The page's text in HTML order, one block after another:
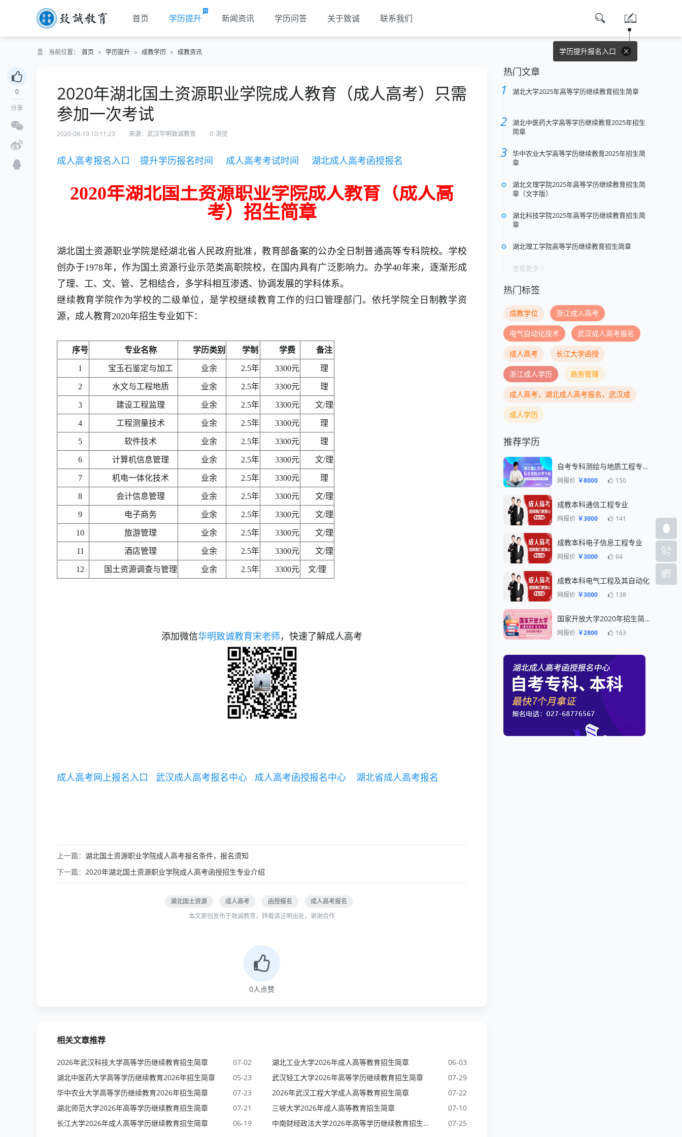
首页 学历提升 新闻资讯 学历问答 关于致诚 联系我们
学历提升报名入口
当前位置： 首页 > 学历提升 > 成教学历 > 成教资讯
0
分享
2020年湖北国土资源职业学院成人教育（成人高考）只需
参加一次考试
2020-08-19 10:11:23 来源：武汉华明致诚教育 0 浏览
成人高考报名入口 提升学历报名时间 成人高考考试时间 湖北成人高考函授报名
2020年湖北国土资源职业学院成人教育（成人高
考）招生简章
湖北国土资源职业学院是经湖北省人民政府批准，教育部备案的公办全日制普通高等专科院校。学校
创办于1978年，作为国土资源行业示范类高职院校，在国内具有广泛影响力。办学40年来，逐渐形成
了理、工、文、管、艺相结合，多学科相互渗透、协调发展的学科体系。
继续教育学院作为学校的二级单位，是学校继续教育工作的归口管理部门。依托学院全日制教学资
源，成人教育2020年招生专业如下：
序号 专业名称 学历类别 学制 学费 备注
1 宝玉石鉴定与加工 业余 2.5年 3300元 理
2 水文与工程地质 业余 2.5年 3300元 理
3 建设工程监理 业余 2.5年 3300元 文/理
4 工程测量技术 业余 2.5年 3300元 理
5 软件技术 业余 2.5年 3300元 理
6 计算机信息管理 业余 2.5年 3300元 文/理
7 机电一体化技术 业余 2.5年 3300元 理
8 会计信息管理 业余 2.5年 3300元 文/理
9 电子商务 业余 2.5年 3300元 文/理
10 旅游管理 业余 2.5年 3300元 文/理
11 酒店管理 业余 2.5年 3300元 文/理
12 国土资源调查与管理 业余 2.5年 3300元 文/理
添加微信华明致诚教育宋老师 ，快速了解成人高考
成人高考网上报名入口 武汉成人高考报名中心 成人高考函授报名中心 湖北省成人高考报名
上一篇： 湖北国土资源职业学院成人高考报名条件，报名须知
下一篇： 2020年湖北国土资源职业学院成人高考函授招生专业介绍
湖北国土资源 成人高考 函授报名
成人高考报名
本文原创发布于致诚教育，转载请注明出处，谢谢合作
0人点赞
相关文章推荐
07-02
2026年武汉科技大学高等学历继续教育招生简章 06-03
湖北工业大学2026年成人高等教育招生简章
05-23
湖北中医药大学高等学历继续教育2026年招生简章 07-29
武汉轻工大学2026年高等学历继续教育招生简章
07-23
华中农业大学高等学历继续教育2026年招生简章 07-22
2026年武汉工程大学成人高等教育招生简章
07-21
湖北师范大学2026年高等学历继续教育招生简章 07-10
三峡大学2026年成人高等教育招生简章
06-19
长江大学2026年成人高等学历继续教育招生简章 07-25
中南财经政法大学2026年高等学历继续教育招生简章
热门文章
湖北大学2025年高等学历继续教育招生简章
湖北中医药大学高等学历继续教育2025年招生
简章
华中农业大学高等学历继续教育2025年招生简
章
湖北文理学院2025年高等学历继续教育招生简
章（文字版）
湖北科技学院2025年高等学历继续教育招生简
章
湖北理工学院高等学历继续教育招生简章
查看更多
热门标签
成教学位 浙江成人高考
电气自动化技术 武汉成人高考报名
成人高考 长江大学函授
浙江成人学历 商务管理
成人高考，湖北成人高考报名，武汉成
成人学历
推荐学历
自考专科测绘与地质工程专业一年毕业
网报价 ￥8000 150
成教本科通信工程专业
网报价 ￥3000 141
成教本科电子信息工程专业
网报价 ￥3000 64
成教本科电气工程及其自动化
网报价 ￥3000 138
国家开放大学2020年招生简章
网报价 ￥2800 163